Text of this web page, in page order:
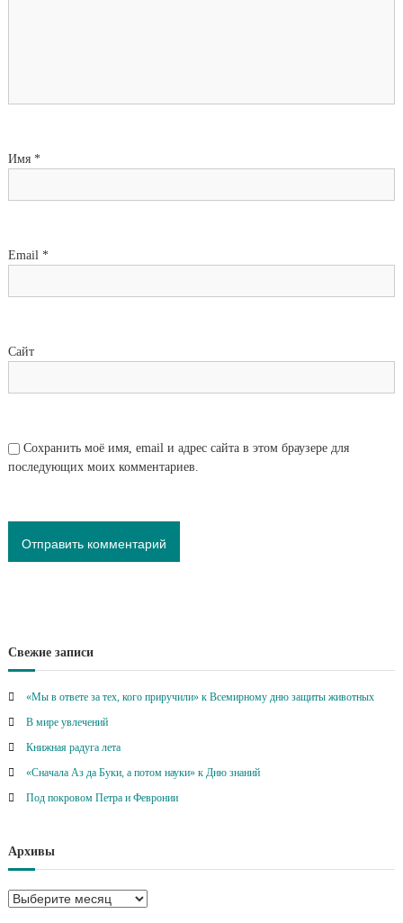
Имя *
Email *
Сайт
Сохранить моё имя, email и адрес сайта в этом браузере для
последующих моих комментариев.
Свежие записи
«Мы в ответе за тех, кого приручили» к Всемирному дню защиты животных
В мире увлечений
Книжная радуга лета
«Сначала Аз да Буки, а потом науки» к Дню знаний
Под покровом Петра и Февронии
Архивы
А